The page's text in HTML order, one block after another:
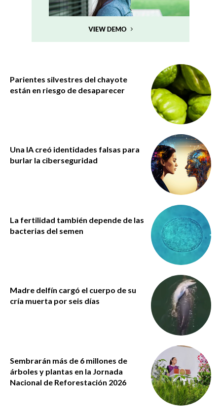
Parientes silvestres del chayote
están en riesgo de desaparecer
Una IA creó identidades falsas para
burlar la ciberseguridad
La fertilidad también depende de las
bacterias del semen
Madre delfín cargó el cuerpo de su
cría muerta por seis días
Sembrarán más de 6 millones de
árboles y plantas en la Jornada
Nacional de Reforestación 2026